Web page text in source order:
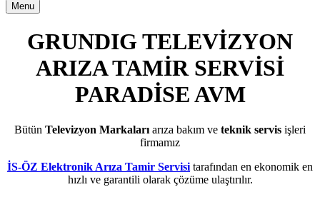
Menu
GRUNDIG TELEVİZYON
ARIZA TAMİR SERVİSİ
PARADİSE AVM
Bütün Televizyon Markaları arıza bakım ve teknik servis işleri
firmamız
İS-ÖZ Elektronik Arıza Tamir Servisi tarafından en ekonomik en
hızlı ve garantili olarak çözüme ulaştırılır.